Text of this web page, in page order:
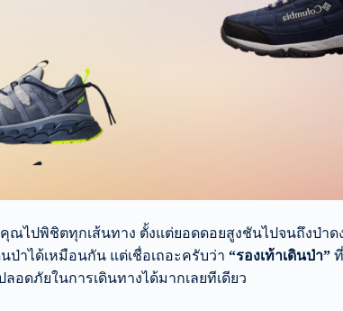
ไปพิชิตทุกเส้นทาง ตั้งแต่ยอดดอยสูงชันไปจนถึงป่าด
ป่าได้เหมือนกัน แต่เชื่อเถอะครับว่า “รองเท้าเดินป่า”
อดภัยในการเดินทางได้มากเลยทีเดียว